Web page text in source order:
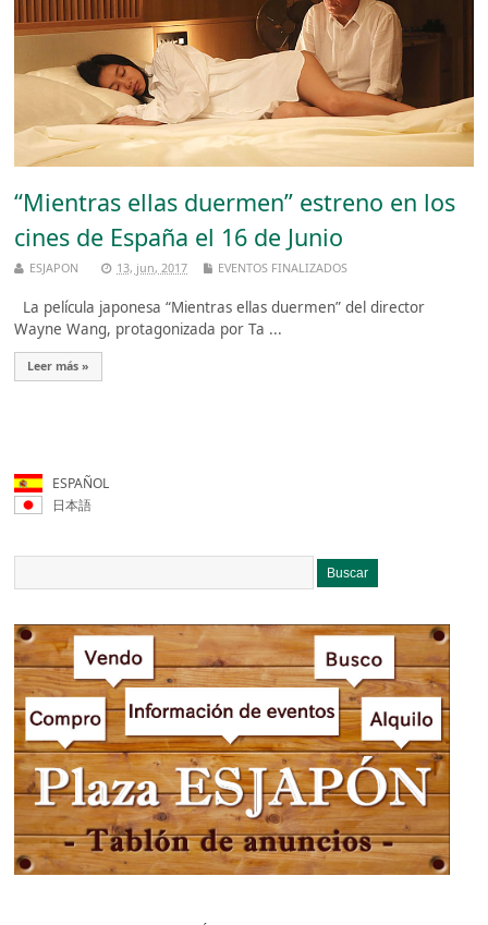
“Mientras ellas duermen” estreno en los
cines de España el 16 de Junio
ESJAPON 13, jun, 2017 EVENTOS FINALIZADOS
La película japonesa “Mientras ellas duermen” del director
Wayne Wang, protagonizada por Ta ...
Leer más »
ESPAÑOL
日本語